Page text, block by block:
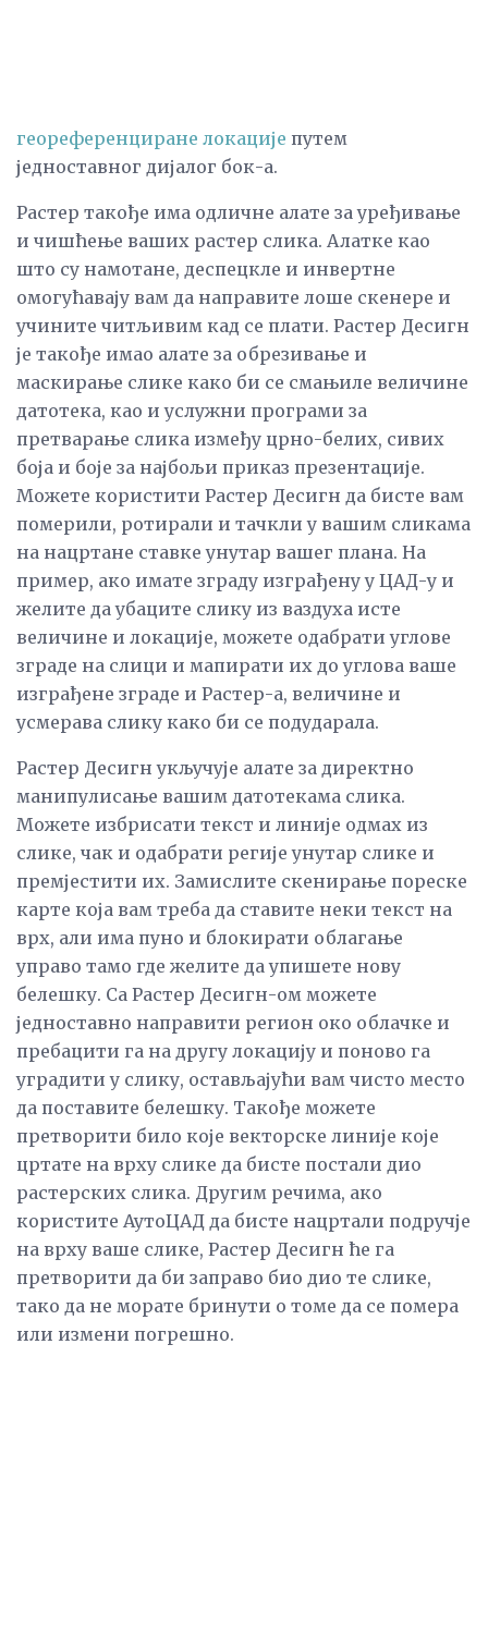
геореференциране локације путем
једноставног дијалог бок-а.
Растер такође има одличне алате за уређивање
и чишћење ваших растер слика. Алатке као
што су намотане, деспецкле и инвертне
омогућавају вам да направите лоше скенере и
учините читљивим кад се плати. Растер Десигн
је такође имао алате за обрезивање и
маскирање слике како би се смањиле величине
датотека, као и услужни програми за
претварање слика између црно-белих, сивих
боја и боје за најбољи приказ презентације.
Можете користити Растер Десигн да бисте вам
померили, ротирали и тачкли у вашим сликама
на нацртане ставке унутар вашег плана. На
пример, ако имате зграду изграђену у ЦАД-у и
желите да убаците слику из ваздуха исте
величине и локације, можете одабрати углове
зграде на слици и мапирати их до углова ваше
изграђене зграде и Растер-а, величине и
усмерава слику како би се подударала.
Растер Десигн укључује алате за директно
манипулисање вашим датотекама слика.
Можете избрисати текст и линије одмах из
слике, чак и одабрати регије унутар слике и
премјестити их. Замислите скенирање пореске
карте која вам треба да ставите неки текст на
врх, али има пуно и блокирати облагање
управо тамо где желите да упишете нову
белешку. Са Растер Десигн-ом можете
једноставно направити регион око облачке и
пребацити га на другу локацију и поново га
уградити у слику, остављајући вам чисто место
да поставите белешку. Такође можете
претворити било које векторске линије које
цртате на врху слике да бисте постали дио
растерских слика. Другим речима, ако
користите АутоЦАД да бисте нацртали подручје
на врху ваше слике, Растер Десигн ће га
претворити да би заправо био дио те слике,
тако да не морате бринути о томе да се помера
или измени погрешно.